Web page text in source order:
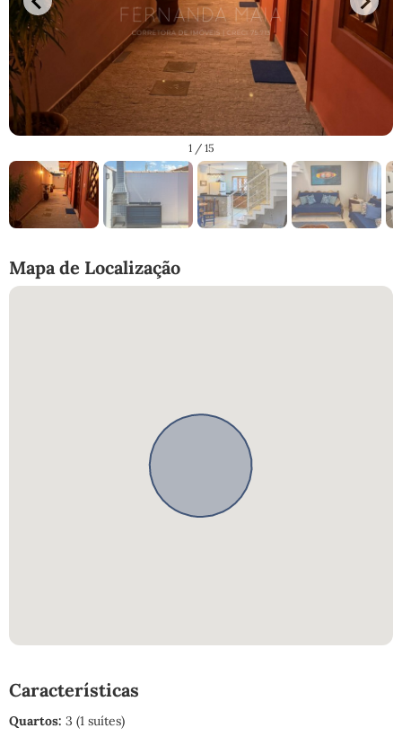
1/ 15
Mapa de Localização
Características
Quartos: 3 (1 suítes)